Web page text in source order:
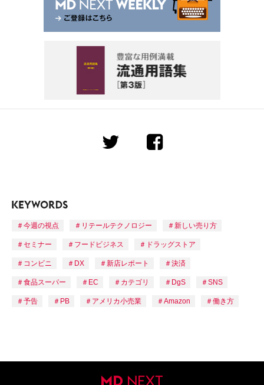
今週の視点 リテールテクノロジー 新しい売り方
セミナー フードビジネス ドラッグストア
コンビニ DX 新店レポート 決済
食品スーパー EC カテゴリ DgS SNS
予告 PB アメリカ小売業 Amazon 働き方